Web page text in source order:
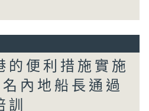
的便利措施實施
內地船長通過
訓